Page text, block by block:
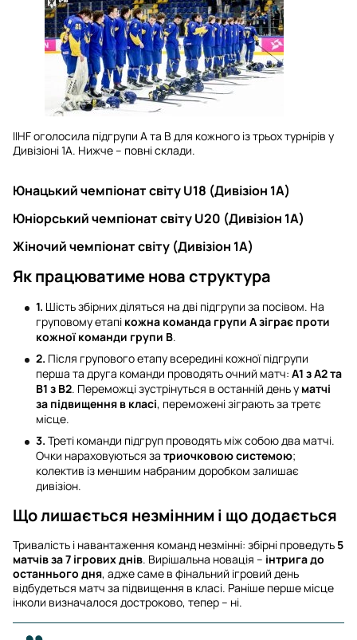
IIHF оголосила підгрупи А та В для кожного із трьох турнірів у
Дивізіоні 1А. Нижче – повні склади.
Юнацький чемпіонат світу U18 (Дивізіон 1А)
Юніорський чемпіонат світу U20 (Дивізіон 1А)
Жіночий чемпіонат світу (Дивізіон 1А)
Як працюватиме нова структура
1. Шість збірних діляться на дві підгрупи за посівом. На
груповому етапі кожна команда групи А зіграє проти
кожної команди групи В.
2. Після групового етапу всередині кожної підгрупи
перша та друга команди проводять очний матч: А1 з А2 та
В1 з В2. Переможці зустрінуться в останній день у матчі
за підвищення в класі, переможені зіграють за третє
місце.
3. Треті команди підгруп проводять між собою два матчі.
Очки нараховуються за триочковою системою;
колектив із меншим набраним доробком залишає
дивізіон.
Що лишається незмінним і що додається
Тривалість і навантаження команд незмінні: збірні проведуть 5
матчів за 7 ігрових днів. Вирішальна новація – інтрига до
останнього дня, адже саме в фінальний ігровий день
відбудеться матч за підвищення в класі. Раніше перше місце
інколи визначалося достроково, тепер – ні.